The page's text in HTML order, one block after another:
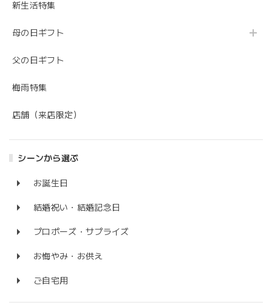
新生活特集
母の日ギフト
父の日ギフト
梅雨特集
店舗（来店限定）
シーンから選ぶ
お誕生日
結婚祝い・結婚記念日
プロポーズ・サプライズ
お悔やみ・お供え
ご自宅用